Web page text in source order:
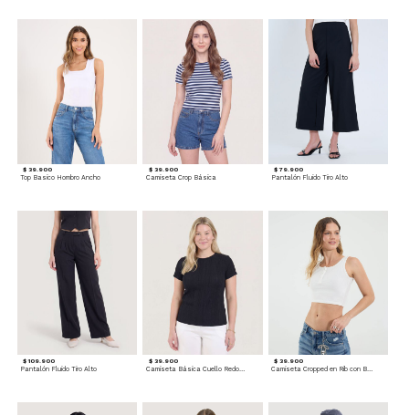
$ 39.900
Top Basico Hombro Ancho
$ 39.900
Camiseta Crop Básica
$ 79.900
Pantalón Fluido Tiro Alto
$ 109.900
Pantalón Fluido Tiro Alto
$ 39.900
Camiseta Básica Cuello Redondo
$ 39.900